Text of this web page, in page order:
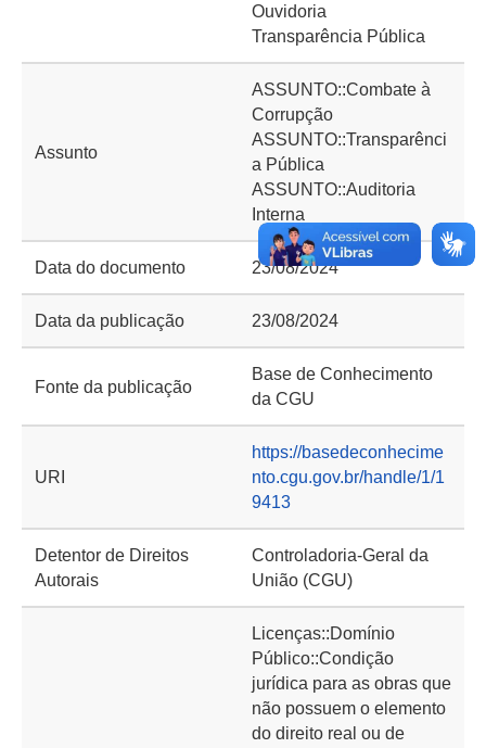
Ouvidoria
Transparência Pública
Assunto
ASSUNTO::Combate à
Corrupção
ASSUNTO::Transparênci
a Pública
ASSUNTO::Auditoria
Interna
Data do documento 23/08/2024
Data da publicação 23/08/2024
Fonte da publicação
Base de Conhecimento
da CGU
URI
https://basedeconhecime
nto.cgu.gov.br/handle/1/1
9413
Detentor de Direitos
Autorais
Controladoria-Geral da
União (CGU)
Licenças::Domínio
Público::Condição
jurídica para as obras que
não possuem o elemento
do direito real ou de